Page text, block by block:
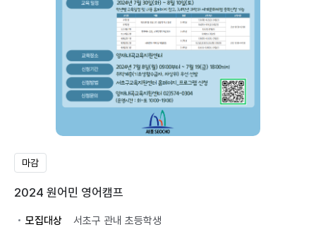
마감
2024 원어민 영어캠프
모집대상
서초구 관내 초등학생